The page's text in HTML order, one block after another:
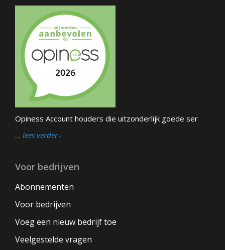
Opiness Account houders die uitzonderlijk goede ser
… lees verder
Voor bedrijven
Abonnementen
Voor bedrijven
Voeg een nieuw bedrijf toe
Veelgestelde vragen